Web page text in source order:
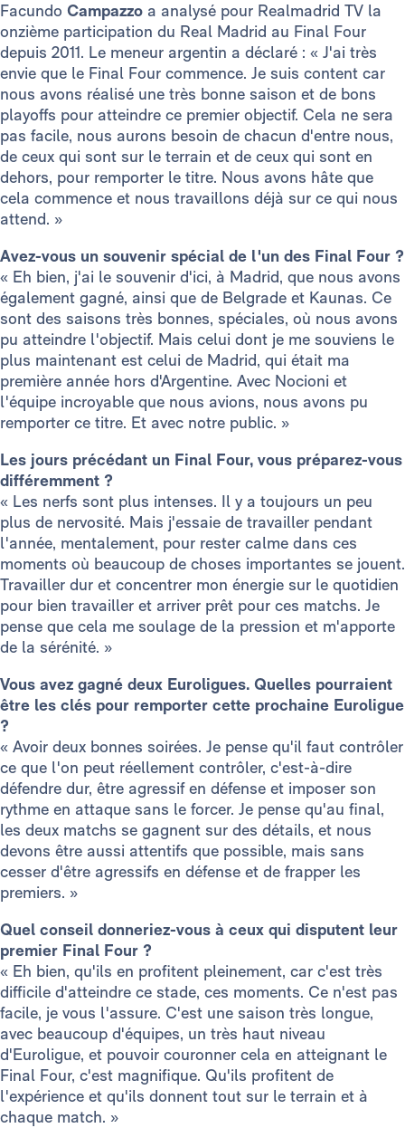
Facundo Campazzo a analysé pour Realmadrid TV la
onzième participation du Real Madrid au Final Four
depuis 2011. Le meneur argentin a déclaré : « J'ai très
envie que le Final Four commence. Je suis content car
nous avons réalisé une très bonne saison et de bons
playoffs pour atteindre ce premier objectif. Cela ne sera
pas facile, nous aurons besoin de chacun d'entre nous,
de ceux qui sont sur le terrain et de ceux qui sont en
dehors, pour remporter le titre. Nous avons hâte que
cela commence et nous travaillons déjà sur ce qui nous
attend. »
Avez-vous un souvenir spécial de l'un des Final Four ?
« Eh bien, j'ai le souvenir d'ici, à Madrid, que nous avons
également gagné, ainsi que de Belgrade et Kaunas. Ce
sont des saisons très bonnes, spéciales, où nous avons
pu atteindre l'objectif. Mais celui dont je me souviens le
plus maintenant est celui de Madrid, qui était ma
première année hors d'Argentine. Avec Nocioni et
l'équipe incroyable que nous avions, nous avons pu
remporter ce titre. Et avec notre public. »
Les jours précédant un Final Four, vous préparez-vous
différemment ?
« Les nerfs sont plus intenses. Il y a toujours un peu
plus de nervosité. Mais j'essaie de travailler pendant
l'année, mentalement, pour rester calme dans ces
moments où beaucoup de choses importantes se jouent.
Travailler dur et concentrer mon énergie sur le quotidien
pour bien travailler et arriver prêt pour ces matchs. Je
pense que cela me soulage de la pression et m'apporte
de la sérénité. »
Vous avez gagné deux Euroligues. Quelles pourraient
être les clés pour remporter cette prochaine Euroligue
?
« Avoir deux bonnes soirées. Je pense qu'il faut contrôler
ce que l'on peut réellement contrôler, c'est-à-dire
défendre dur, être agressif en défense et imposer son
rythme en attaque sans le forcer. Je pense qu'au final,
les deux matchs se gagnent sur des détails, et nous
devons être aussi attentifs que possible, mais sans
cesser d'être agressifs en défense et de frapper les
premiers. »
Quel conseil donneriez-vous à ceux qui disputent leur
premier Final Four ?
« Eh bien, qu'ils en profitent pleinement, car c'est très
difficile d'atteindre ce stade, ces moments. Ce n'est pas
facile, je vous l'assure. C'est une saison très longue,
avec beaucoup d'équipes, un très haut niveau
d'Euroligue, et pouvoir couronner cela en atteignant le
Final Four, c'est magnifique. Qu'ils profitent de
l'expérience et qu'ils donnent tout sur le terrain et à
chaque match. »